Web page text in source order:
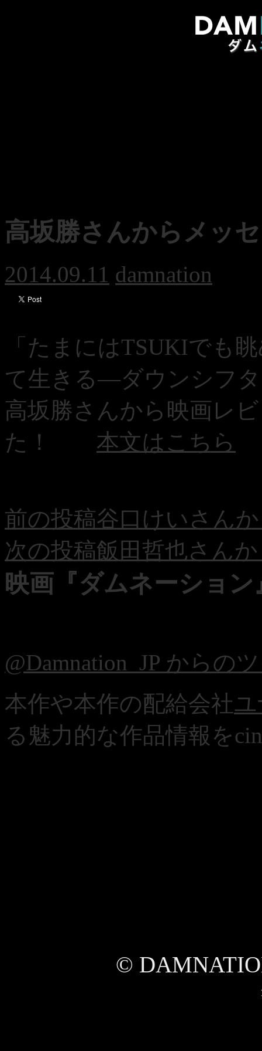
高坂勝さんからメッ
2014.09.11 damnation
「たまにはTSUKIでも
て生きる―ダウンシフ
高坂勝さんから映画レ
た！ 本文はこちら
投
稿
ナ
ビ
ゲ
ン
前の投稿谷口けいさん
次の投稿飯田哲也さん
映画『ダムネーショ
@Damnation_JP からの
本作や本作の配給会社
る魅力的な作品情報を
©